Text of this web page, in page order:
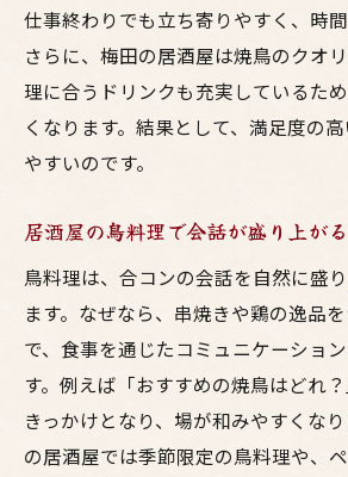
仕事終わりでも立ち寄りやすく、時間
さらに、梅田の居酒屋は焼鳥のクオ
理に合うドリンクも充実しているた
くなります。結果として、満足度の
やすいのです。
居酒屋の鳥料理で会話が盛り上が
鳥料理は、合コンの会話を自然に盛
ます。なぜなら、串焼きや鶏の逸品
で、食事を通じたコミュニケーショ
す。例えば「おすすめの焼鳥はどれ
きっかけとなり、場が和みやすくな
の居酒屋では季節限定の鳥料理や、